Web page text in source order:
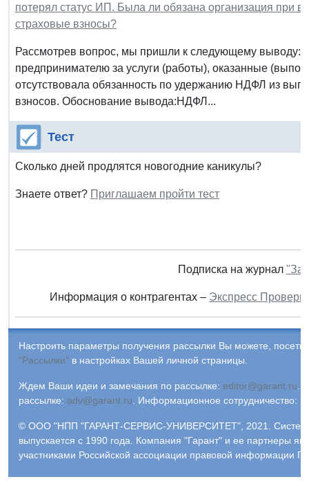
потерял статус ИП. Была ли обязана организация при
страховые взносы?
Рассмотрев вопрос, мы пришли к следующему выводу:
предпринимателю за услуги (работы), оказанные
отсутствовала обязанность по удержанию НДФЛ из
взносов. Обоснование вывода:НДФЛ...
Тест
Сколько дней продлятся новогодние каникулы?
Знаете ответ? Приглашаем пройти тест
Подписка на журнал
Информация о контрагентах – Экспресс
Настроить параметры получения рассылки Вы можете,
"Рассылки" в настройках Вашей личной страницы.
Ждем Ваши идеи и замечания по рассылке: editor@garant.ru
рассылке: adv@garant.ru Информационное сотрудничество:
© ООО "НПП "ГАРАНТ-СЕРВИС-УНИВЕРСИТЕТ", 2021.
выпускается с 1990 года. Компания "Гарант" и ее партнеры
участниками Российской ассоциации правовой информации